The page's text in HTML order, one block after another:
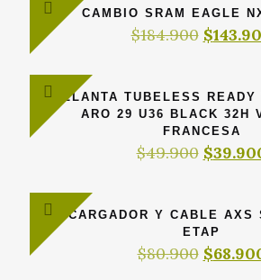
CAMBIO SRAM EAGLE
$184.900 El
$
LLANTA TUBELESS READY
ARO 29 U36 BLACK 32H
FRANCESA
$49.900 El
$
CARGADOR Y CABLE AXS
ETAP
$80.900 El
$